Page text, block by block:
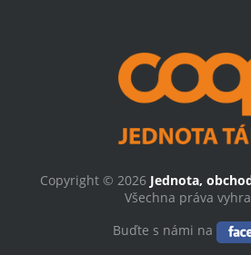
Copyright © 2026 Jednota,
Všechna práva
Buďte s námi na